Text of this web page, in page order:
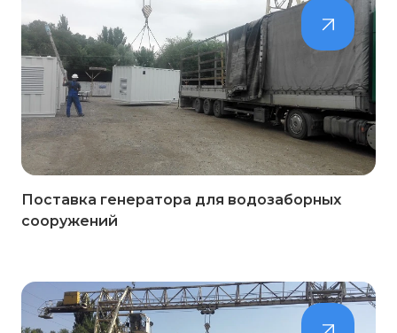
Поставка генератора для водозаборных
сооружений